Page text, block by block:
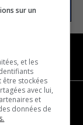
sur un
et les
être stockées
avec lui,
et
données de